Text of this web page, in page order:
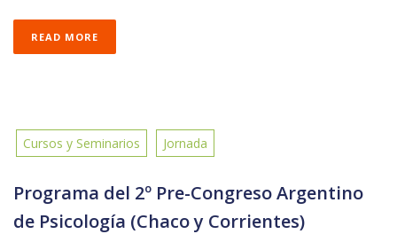
READ MORE
Cursos y Seminarios Jornada
Programa del 2º Pre-Congreso Argentino
de Psicología (Chaco y Corrientes)